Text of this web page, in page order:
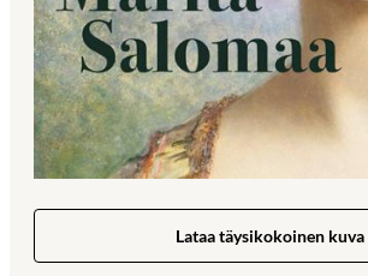
Lataa täysikokoinen kuva